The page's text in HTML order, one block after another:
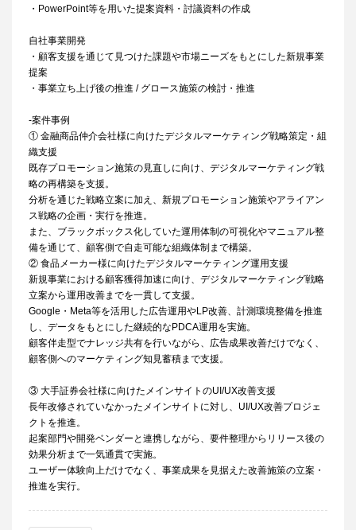
・PowerPoint等を用いた提案資料・討議資料の作成
自社事業開発
・顧客支援を通じて見つけた課題や市場ニーズをもとにした新規事業
提案
・事業立ち上げ後の推進 / グロース施策の検討・推進
-案件事例
① 金融商品仲介会社様に向けたデジタルマーケティング戦略策定・組
織支援
既存プロモーション施策の見直しに向け、デジタルマーケティング戦
略の再構築を支援。
分析を通じた戦略立案に加え、新規プロモーション施策やアライアン
ス戦略の企画・実行を推進。
また、ブラックボックス化していた運用体制の可視化やマニュアル整
備を通じて、顧客側で自走可能な組織体制まで構築。
② 食品メーカー様に向けたデジタルマーケティング運用支援
新規事業における顧客獲得加速に向け、デジタルマーケティング戦略
立案から運用改善までを一貫して支援。
Google・Meta等を活用した広告運用やLP改善、計測環境整備を推進
し、データをもとにした継続的なPDCA運用を実施。
顧客伴走型でナレッジ共有を行いながら、広告成果改善だけでなく、
顧客側へのマーケティング知見蓄積まで支援。
③ 大手証券会社様に向けたメインサイトのUI/UX改善支援
長年改修されていなかったメインサイトに対し、UI/UX改善プロジェ
クトを推進。
起案部門や開発ベンダーと連携しながら、要件整理からリリース後の
効果分析まで一気通貫で実施。
ユーザー体験向上だけでなく、事業成果を見据えた改善施策の立案・
推進を実行。